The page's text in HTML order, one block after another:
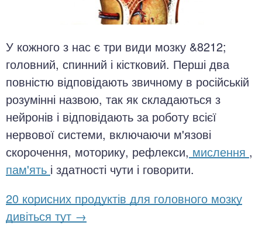
У кожного з нас є три види мозку &8212;
головний, спинний і кістковий. Перші два
повністю відповідають звичному в російській
розумінні назвою, так як складаються з
нейронів і відповідають за роботу всієї
нервової системи, включаючи м'язові
скорочення, моторику, рефлекси, мислення ,
пам'ять і здатності чути і говорити.
20 корисних продуктів для головного мозку
дивіться тут →